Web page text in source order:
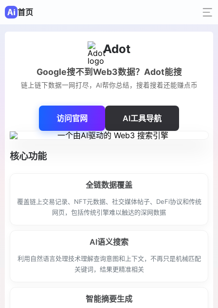
首页
Adot
Google搜不到Web3数据？Adot能搜
链上链下数据一网打尽，AI帮你总结，搜着搜着还能赚点币
访问官网 AI工具导航
核心功能
全链数据覆盖
覆盖链上交易记录、NFT元数据、社交媒体帖子、DeFi协议和传统
网页，包括传统引擎难以触达的深网数据
AI语义搜索
利用自然语言处理技术理解查询意图和上下文，不再只是机械匹配
关键词，结果更精准相关
智能摘要生成